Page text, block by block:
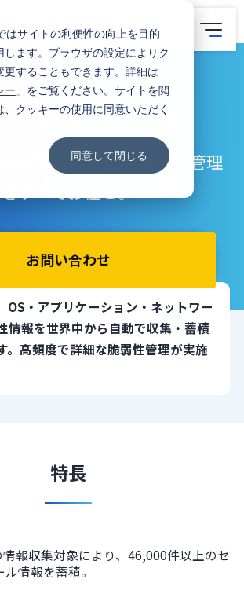
はサイトの利便性の向上を目的
します。ブラウザの設定によりク
更することもできます。詳細は
ー 」をご覧ください。サイトを閲
クッキーの使用に同意いただく
同意して閉じる
ュリティ SIDfm
SIDfm
の収集や、特定、評価、管理
お問い合わせ
OS・アプリケーション・ネットワー
情報を世界中から自動で収集・蓄積
。高頻度で詳細な脆弱性管理が実施
特長
報収集対象により、46,000件以上のセ
情報を蓄積。